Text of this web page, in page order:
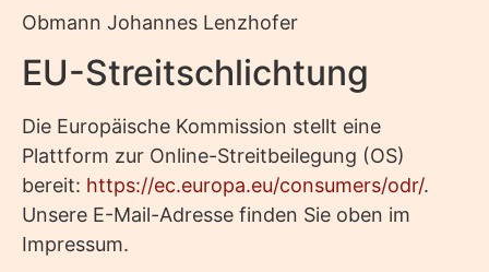
Obmann Johannes Lenzhofer
EU-Streitschlichtung
Die Europäische Kommission stellt eine
Plattform zur Online-Streitbeilegung (OS)
bereit: https://ec.europa.eu/consumers/odr/.
Unsere E-Mail-Adresse finden Sie oben im
Impressum.